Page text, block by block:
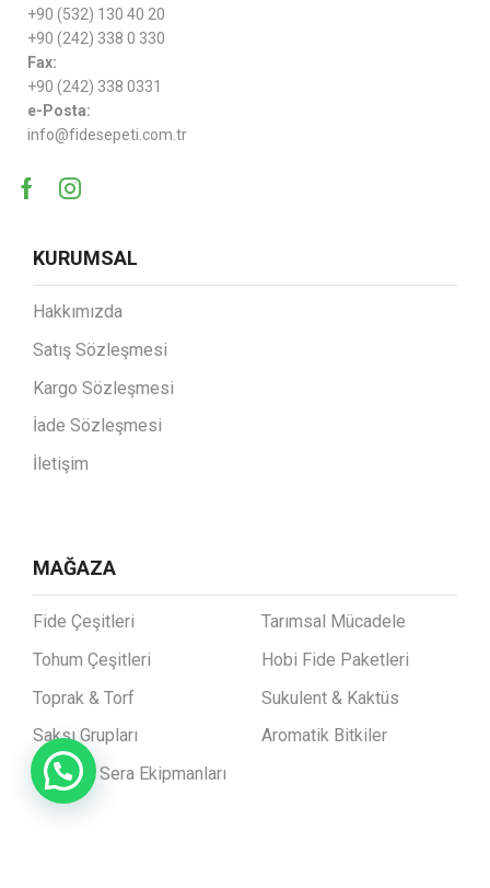
+90 (532) 130 40 20
+90 (242) 338 0 330
Fax:
+90 (242) 338 0331
e-Posta:
info@fidesepeti.com.tr
KURUMSAL
Hakkımızda
Satış Sözleşmesi
Kargo Sözleşmesi
İade Sözleşmesi
İletişim
MAĞAZA
Fide Çeşitleri
Tohum Çeşitleri
Toprak & Torf
Saksı Grupları
Bahçe & Sera Ekipmanları
Tarımsal Mücadele
Hobi Fide Paketleri
Sukulent & Kaktüs
Aromatik Bitkiler